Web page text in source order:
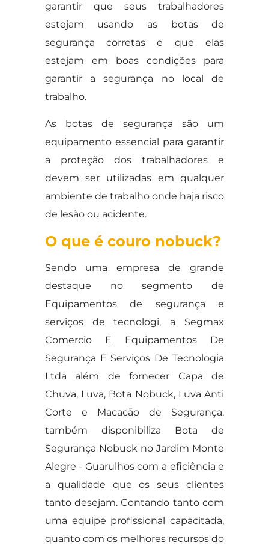
garantir que seus trabalhadores
estejam usando as botas de
segurança corretas e que elas
estejam em boas condições para
garantir a segurança no local de
trabalho.
As botas de segurança são um
equipamento essencial para garantir
a proteção dos trabalhadores e
devem ser utilizadas em qualquer
ambiente de trabalho onde haja risco
de lesão ou acidente.
O que é couro nobuck?
Sendo uma empresa de grande
destaque no segmento de
Equipamentos de segurança e
serviços de tecnologi, a Segmax
Comercio E Equipamentos De
Segurança E Serviços De Tecnologia
Ltda além de fornecer Capa de
Chuva, Luva, Bota Nobuck, Luva Anti
Corte e Macacão de Segurança,
também disponibiliza Bota de
Segurança Nobuck no Jardim Monte
Alegre - Guarulhos com a eficiência e
a qualidade que os seus clientes
tanto desejam. Contando tanto com
uma equipe profissional capacitada,
quanto com os melhores recursos do